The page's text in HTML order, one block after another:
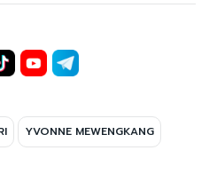
YVONNE MEWENGKANG